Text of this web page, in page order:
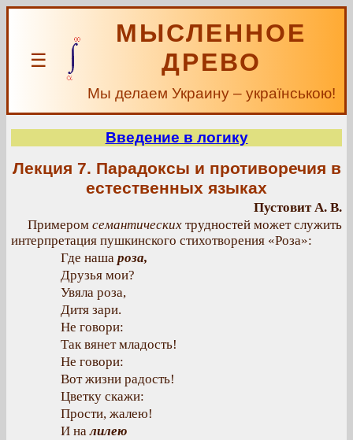
☰
МЫСЛЕННОЕ
ДРЕВО
Мы делаем Украину – українською!
Введение в логику
Лекция 7. Парадоксы и противоречия в
естественных языках
Пустовит А. В.
Примером семантических трудностей может служить
интерпретация пушкинского стихотворения «Роза»:
Где наша роза,
Друзья мои?
Увяла роза,
Дитя зари.
Не говори:
Так вянет младость!
Не говори:
Вот жизни радость!
Цветку скажи:
Прости, жалею!
И налилею